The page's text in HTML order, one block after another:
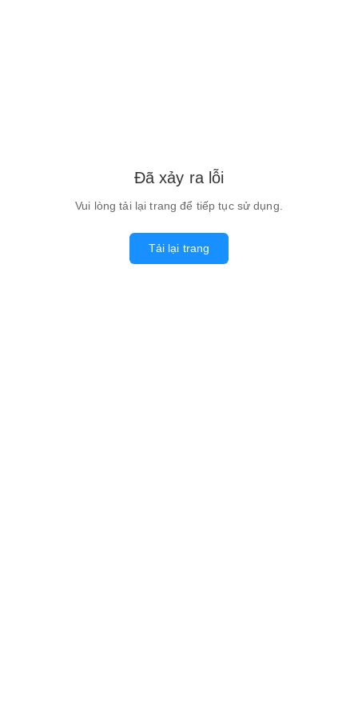
Đã xảy ra lỗi
Vui lòng tải lại trang để tiếp tục sử dụng.
Tải lại trang